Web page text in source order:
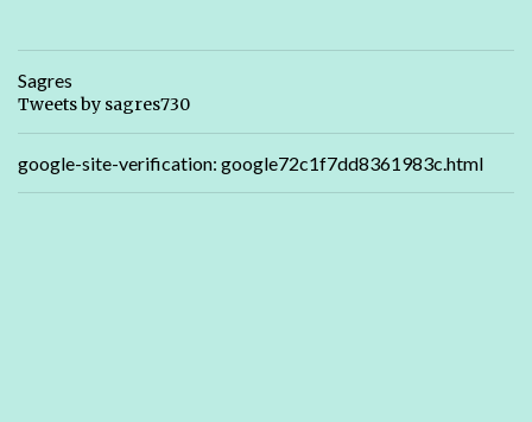
Sagres
Tweets by sagres730
google-site-verification: google72c1f7dd8361983c.html